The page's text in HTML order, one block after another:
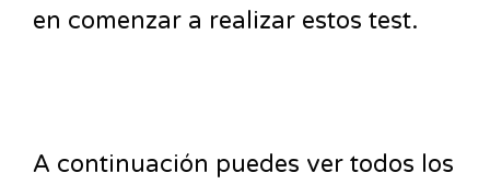
en comenzar a realizar estos test.
A continuación puedes ver todos los